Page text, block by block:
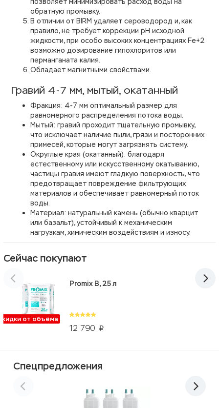
обратную промывку.
В отличии от BIRM удаляет сероводород и, как
правило, не требует коррекции рH исходной
жидкости, при особо высоких концентрациях Fe+2
возможно дозирование гипохлоритов или
перманганата калия.
Обладает магнитными свойствами.
Гравий 4-7 мм, мытый, окатанный
Фракция: 4-7 мм оптимальный размер для
равномерного распределения потока воды.
Мытый: гравий проходит тщательную промывку,
что исключает наличие пыли, грязи и посторонних
примесей, которые могут загрязнять систему.
Округлые края (окатанный): благодаря
естественному или искусственному окатыванию,
частицы гравия имеют гладкую поверхность, что
предотвращает повреждение фильтрующих
материалов и обеспечивает равномерный поток
воды.
Материал: натуральный камень (обычно кварцит
или базальт), устойчивый к механическим
нагрузкам, химическим воздействиям и износу.
Сейчас покупают
от объёма
12 790 p
Promix B, 25 л
Спецпредложения